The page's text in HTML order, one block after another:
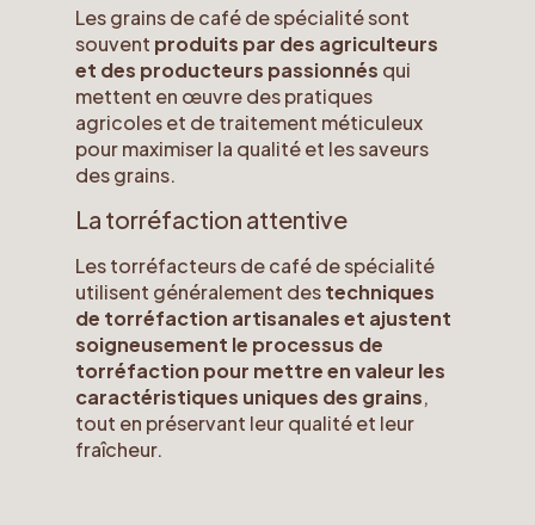
Les grains de café de spécialité sont
souvent produits par des agriculteurs
et des producteurs passionnés qui
mettent en œuvre des pratiques
agricoles et de traitement méticuleux
pour maximiser la qualité et les saveurs
des grains.
La torréfaction attentive
Les torréfacteurs de café de spécialité
utilisent généralement destechniques
de torréfaction artisanales et ajustent
soigneusement le processus de
torréfaction pour mettre en valeur les
caractéristiques uniques des grains,
tout en préservant leur qualité et leur
fraîcheur.